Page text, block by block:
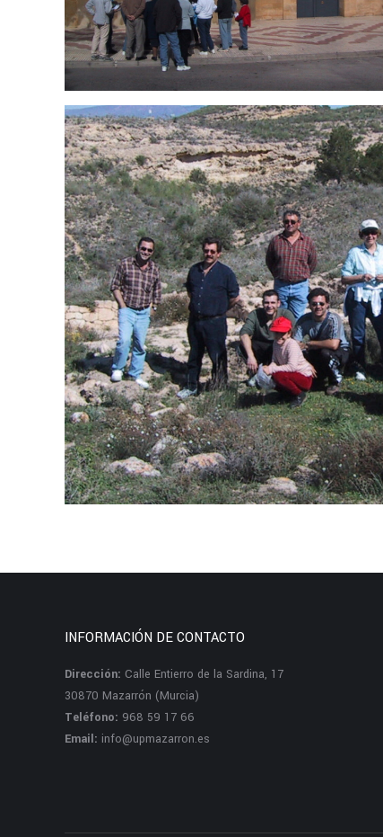
INFORMACIÓN DE CONTACTO
Dirección: Calle Entierro de la Sardina, 17
30870 Mazarrón (Murcia)
Teléfono: 968 59 17 66
Email: info@upmazarron.es